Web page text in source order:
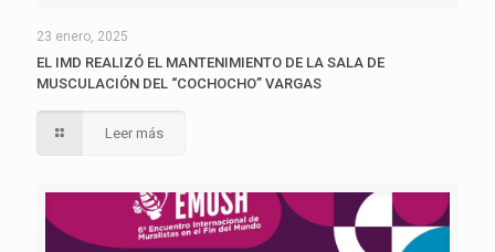
23 enero, 2025
EL IMD REALIZÓ EL MANTENIMIENTO DE LA SALA DE
MUSCULACIÓN DEL “COCHOCHO” VARGAS
Leer más